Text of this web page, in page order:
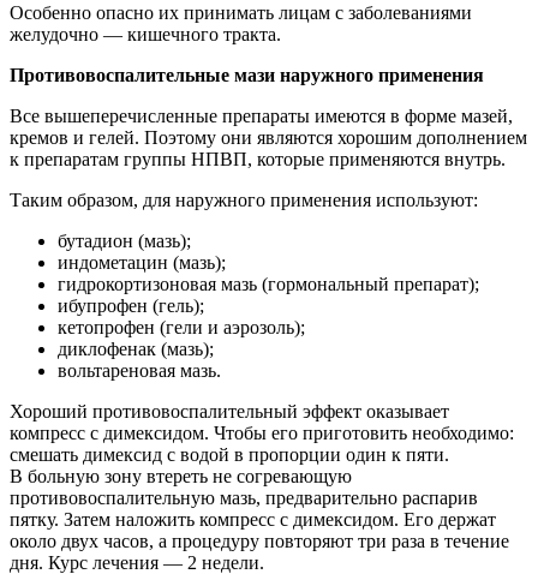
Особенно опасно их принимать лицам с заболеваниями
желудочно — кишечного тракта.
Противовоспалительные мази наружного применения
Все вышеперечисленные препараты имеются в форме мазей,
кремов и гелей. Поэтому они являются хорошим дополнением
к препаратам группы НПВП, которые применяются внутрь.
Таким образом, для наружного применения используют:
бутадион (мазь);
индометацин (мазь);
гидрокортизоновая мазь (гормональный препарат);
ибупрофен (гель);
кетопрофен (гели и аэрозоль);
диклофенак (мазь);
вольтареновая мазь.
Хороший противовоспалительный эффект оказывает
компресс с димексидом. Чтобы его приготовить необходимо:
смешать димексид с водой в пропорции один к пяти.
В больную зону втереть не согревающую
противовоспалительную мазь, предварительно распарив
пятку. Затем наложить компресс с димексидом. Его держат
около двух часов, а процедуру повторяют три раза в течение
дня. Курс лечения — 2 недели.